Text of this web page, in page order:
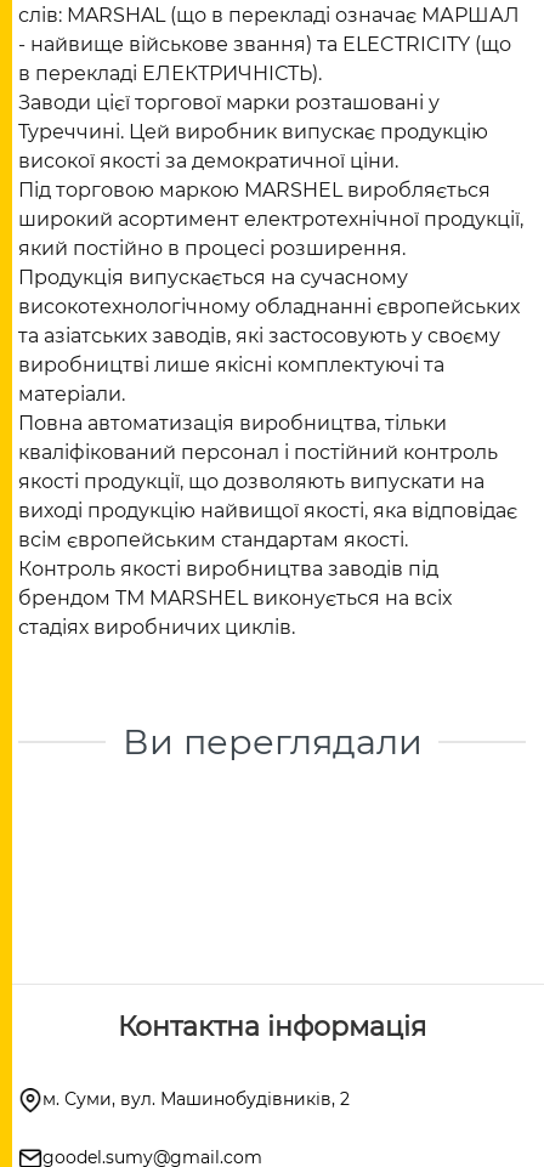
слів: MARSHAL (що в перекладі означає МАРШАЛ
- найвище військове звання) та ELECTRICITY (що
в перекладі ЕЛЕКТРИЧНІСТЬ).
Заводи цієї торгової марки розташовані у
Туреччині. Цей виробник випускає продукцію
високої якості за демократичної ціни.
Під торговою маркою MARSHEL виробляється
широкий асортимент електротехнічної продукції,
який постійно в процесі розширення.
Продукція випускається на сучасному
високотехнологічному обладнанні європейських
та азіатських заводів, які застосовують у своєму
виробництві лише якісні комплектуючі та
матеріали.
Повна автоматизація виробництва, тільки
кваліфікований персонал і постійний контроль
якості продукції, що дозволяють випускати на
виході продукцію найвищої якості, яка відповідає
всім європейським стандартам якості.
Контроль якості виробництва заводів під
брендом ТМ MARSHEL виконується на всіх
стадіях виробничих циклів.
Ви переглядали
Контактна інформація
м. Суми, вул. Машинобудівників, 2
goodel.sumy@gmail.com